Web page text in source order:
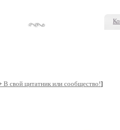
В свой цитатник или сообщество!]